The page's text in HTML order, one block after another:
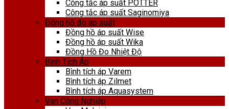
Công tắc áp suất POTTER
Công tắc áp suất Saginomiya
Đồng hồ đo áp suất
Đồng hồ áp suất Wise
Đồng hồ áp suất Wika
Đồng Hồ Đo Nhiệt Độ
Bình Tích Áp
Bình tích áp Varem
Bình tích áp Zilmet
Bình tích áp Aquasystem
Van Công Nghiệp